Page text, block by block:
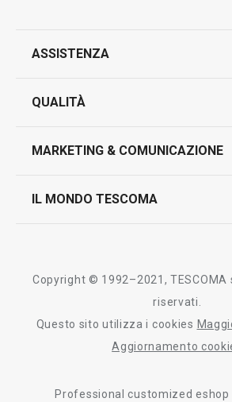
ASSISTENZA
contatti
QUALITÀ
test sui prodotti
MARKETING & COMUNICAZIONE
IL MONDO TESCOMA
Tescoma nel mondo
informativa whistleblowing
Copyright © 1992–2021, TESCOMA
riservati.
Questo sito utilizza i cookies
Aggiornamento
Professional customized eshop